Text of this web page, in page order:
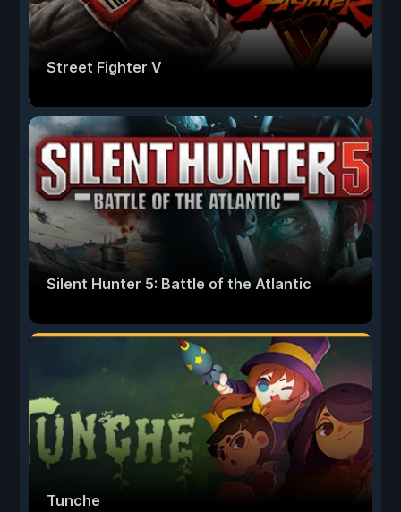
Street Fighter V
Silent Hunter 5: Battle of the Atlantic
Tunche